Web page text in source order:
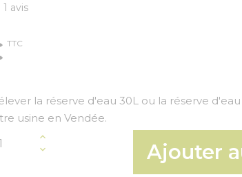
1 avis
TTC
la réserve d'eau 30L ou la réserve
usine en Vendée.
Ajouter